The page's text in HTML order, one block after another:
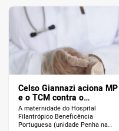
escola ou à Unidade Básica de
Saúde mais próxima. No local não
há saneamento básico ou
tratamento de esgoto, o que deixa
os moradores isolados e […]
Celso Giannazi aciona MP
e o TCM contra o
fechamento da
maternidade Beneficência
Portuguesa
A maternidade do Hospital
Filantrópico Beneficência
Portuguesa (unidade Penha na